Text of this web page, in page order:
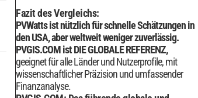
Fazit des Vergleichs:
PVWatts ist nützlich für schnelle Schätzungen in
den USA, aber weltweit weniger zuverlässig.
PVGIS.COM ist DIE GLOBALE REFERENZ,
geeignet für alle Länder und Nutzerprofile, mit
wissenschaftlicher Präzision und umfassender
Finanzanalyse.